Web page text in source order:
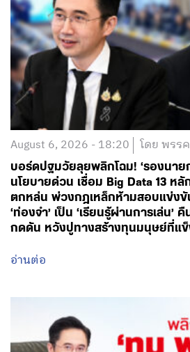
August 6, 2026 - 18:20 โดย พรร
บอร์ดปฐมวัยลุยพลิกโฉม! ‘รองนาย
นโยบายด่วน เชื่อม Big Data 13 หลั
ตกหล่น พ่วงกฎเหล็กห้ามสอบแข่งขั
‘ท่องจำ’ เป็น ‘เรียนรู้ผ่านการเล่น’
กดดัน หวังปูทางสร้างทุนมนุษย์ที่แ
อ่านต่อ